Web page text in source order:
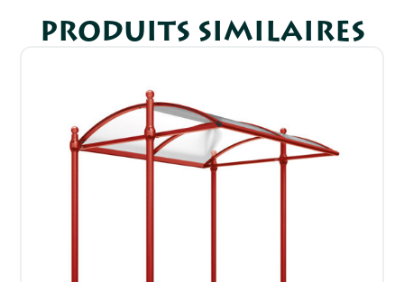
PRODUITS SIMILAIRES